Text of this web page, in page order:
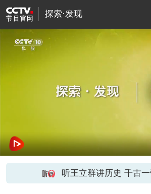
探索·发现
听王立群讲历史 千古